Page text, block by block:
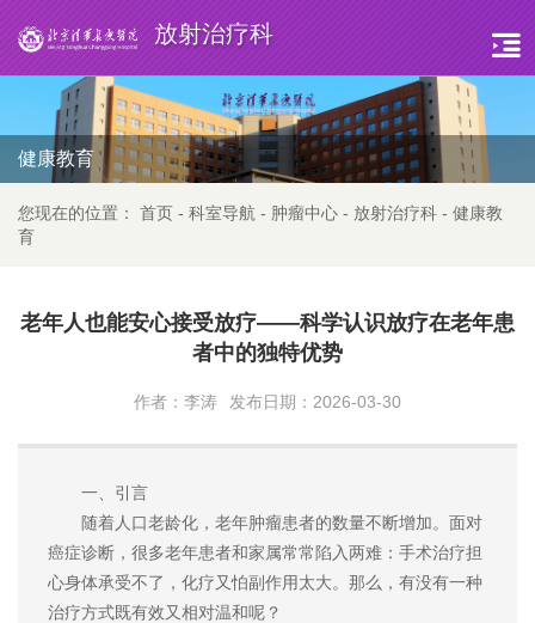
放射治疗科
健康教育
您现在的位置： 首页 - 科室导航 - 肿瘤中心 - 放射治疗科 - 健康教
育
老年人也能安心接受放疗——科学认识放疗在老年患
者中的独特优势
作者：李涛 发布日期：2026-03-30
一、引言
随着人口老龄化，老年肿瘤患者的数量不断增加。面对
癌症诊断，很多老年患者和家属常常陷入两难：手术治疗担
心身体承受不了，化疗又怕副作用太大。那么，有没有一种
治疗方式既有效又相对温和呢？